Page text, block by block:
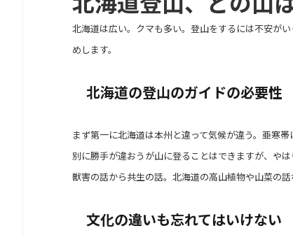
北海道は広い。クマも多い。登山をするには不安が
めします。
北海道の登山のガイドの必要性
まず第一に北海道は本州と違って気候が違う。亜寒
別に勝手が違おうが山に登ることはできますが、や
獣害の話から共生の話。北海道の高山植物や山菜の
文化の違いも忘れてはいけない